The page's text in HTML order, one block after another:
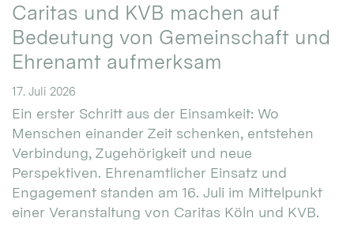
Caritas und KVB machen auf
Bedeutung von Gemeinschaft und
Ehrenamt aufmerksam
17. Juli 2026
Ein erster Schritt aus der Einsamkeit: Wo
Menschen einander Zeit schenken, entstehen
Verbindung, Zugehörigkeit und neue
Perspektiven. Ehrenamtlicher Einsatz und
Engagement standen am 16. Juli im Mittelpunkt
einer Veranstaltung von Caritas Köln und KVB.